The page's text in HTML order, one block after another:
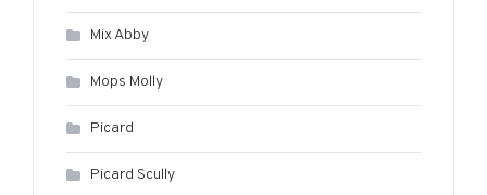
Mix Abby
Mops Molly
Picard
Picard Scully